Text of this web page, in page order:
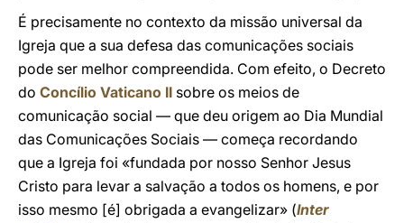
É precisamente no contexto da missão universal da
Igreja que a sua defesa das comunicações sociais
pode ser melhor compreendida. Com efeito, o Decreto
do Concílio Vaticano II sobre os meios de
comunicação social — que deu origem ao Dia Mundial
das Comunicações Sociais — começa recordando
que a Igreja foi «fundada por nosso Senhor Jesus
Cristo para levar a salvação a todos os homens, e por
isso mesmo [é] obrigada a evangelizar» (Inter